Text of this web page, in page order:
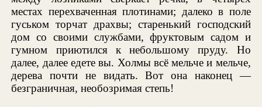
местах перехваченная плотинами; далеко в поле
гуськом торчат драхвы; старенький господский
дом со своими службами, фруктовым садом и
гумном приютился к небольшому пруду. Но
далее, далее едете вы. Холмы всё мельче и мельче,
дерева почти не видать. Вот она наконец —
безграничная, необозримая степь!